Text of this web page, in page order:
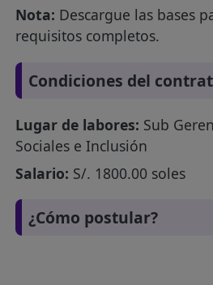
Nota: Descargue las bases
requisitos completos.
Condiciones del
Lugar de labores: Sub
Sociales e Inclusión
Salario: S/. 1800.00 soles
¿Cómo postular?